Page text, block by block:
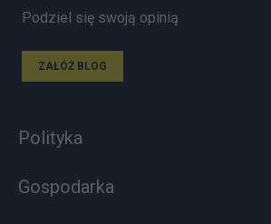
Podziel się swoją opinią
ZAŁÓŻ BLOG
Polityka
Gospodarka